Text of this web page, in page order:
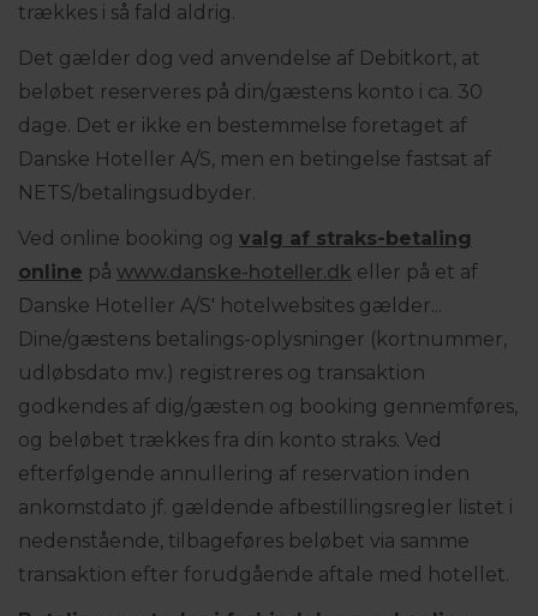
trækkes i så fald aldrig.
Det gælder dog ved anvendelse af Debitkort, at
beløbet reserveres på din/gæstens konto i ca. 30
dage. Det er ikke en bestemmelse foretaget af
Danske Hoteller A/S, men en betingelse fastsat af
NETS/betalingsudbyder.
Ved online booking og valg af straks-betaling
online på www.danske-hoteller.dk eller på et af
Danske Hoteller A/S' hotelwebsites gælder...
Dine/gæstens betalings-oplysninger (kortnummer,
udløbsdato mv.) registreres og transaktion
godkendes af dig/gæsten og booking gennemføres,
og beløbet trækkes fra din konto straks. Ved
efterfølgende annullering af reservation inden
ankomstdato jf. gældende afbestillingsregler listet i
nedenstående, tilbageføres beløbet via samme
transaktion efter forudgående aftale med hotellet.